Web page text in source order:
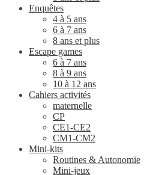
Enquêtes
4 à 5 ans
6 à 7 ans
8 ans et plus
Escape games
6 à 7 ans
8 à 9 ans
10 à 12 ans
Cahiers activités
maternelle
CP
CE1-CE2
CM1-CM2
Mini-kits
Routines & Autonomie
Mini-jeux